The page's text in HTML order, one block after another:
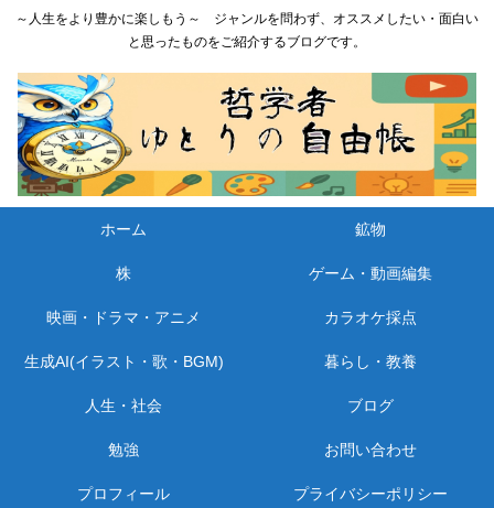
～人生をより豊かに楽しもう～ ジャンルを問わず、オススメしたい・面白い
と思ったものをご紹介するブログです。
ホーム 鉱物
株 ゲーム・動画編集
映画・ドラマ・アニメ カラオケ採点
生成AI(イラスト・歌・BGM) 暮らし・教養
人生・社会 ブログ
勉強 お問い合わせ
プロフィール プライバシーポリシー